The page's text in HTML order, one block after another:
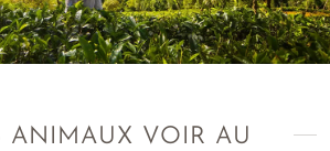
ANIMAUX VOIR AU